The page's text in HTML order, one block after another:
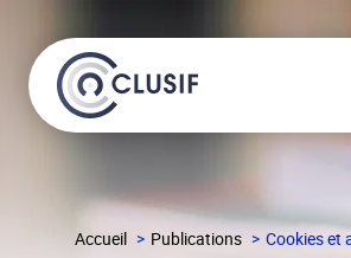
Accueil Publications Cookies et